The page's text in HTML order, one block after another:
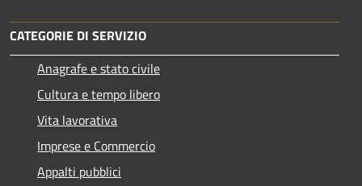
CATEGORIE DI SERVIZIO
Anagrafe e stato civile
Cultura e tempo libero
Vita lavorativa
Imprese e Commercio
Appalti pubblici